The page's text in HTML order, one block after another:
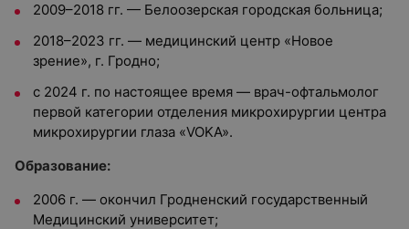
2009–2018 гг. — Белоозерская городская больница;
2018–2023 гг. — медицинский центр «Новое
зрение», г. Гродно;
с 2024 г. по настоящее время — врач-офтальмолог
первой категории отделения микрохирургии центра
микрохирургии глаза «VOKA».
Образование:
2006 г. — окончил Гродненский государственный
Медицинский университет;